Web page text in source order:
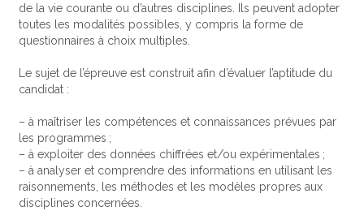
de la vie courante ou d’autres disciplines. Ils peuvent adopter
toutes les modalités possibles, y compris la forme de
questionnaires à choix multiples.
Le sujet de l’épreuve est construit afin d’évaluer l’aptitude du
candidat :
– à maîtriser les compétences et connaissances prévues par
les programmes ;
– à exploiter des données chiffrées et/ou expérimentales ;
– à analyser et comprendre des informations en utilisant les
raisonnements, les méthodes et les modèles propres aux
disciplines concernées.